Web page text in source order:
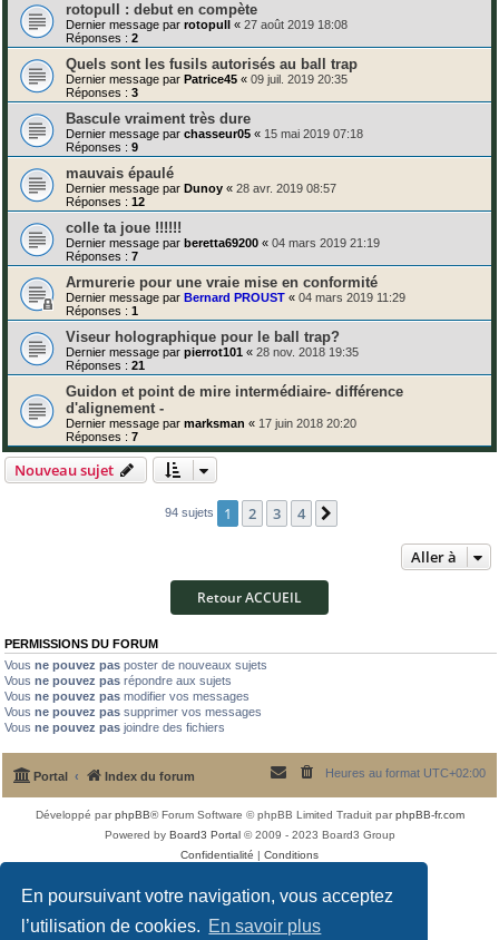
En poursuivant votre navigation, vous acceptez
l’utilisation de cookies. En savoir plus
rotopull : debut en compète
Dernier message par rotopull « 27 août 2019 18:08
Réponses : 2
Quels sont les fusils autorisés au ball trap
Dernier message par Patrice45 « 09 juil. 2019 20:35
Réponses : 3
Bascule vraiment très dure
Dernier message par chasseur05 « 15 mai 2019 07:18
Réponses : 9
mauvais épaulé
Dernier message par Dunoy « 28 avr. 2019 08:57
Réponses : 12
colle ta joue !!!!!!
Dernier message par beretta69200 « 04 mars 2019 21:19
Réponses : 7
Armurerie pour une vraie mise en conformité
Dernier message par Bernard PROUST « 04 mars 2019 11:29
Réponses : 1
Viseur holographique pour le ball trap?
Dernier message par pierrot101 « 28 nov. 2018 19:35
Réponses : 21
Guidon et point de mire intermédiaire- différence
d'alignement -
Dernier message par marksman « 17 juin 2018 20:20
Réponses : 7
Nouveau sujet
94 sujets 1 2 3 4
Aller à
Retour ACCUEIL
PERMISSIONS DU FORUM
Vous ne pouvez pas poster de nouveaux sujets
Vous ne pouvez pas répondre aux sujets
Vous ne pouvez pas modifier vos messages
Vous ne pouvez pas supprimer vos messages
Vous ne pouvez pas joindre des fichiers
Portal Index du forum Heures au format UTC+02:00
Développé parphpBB® Forum Software © phpBB Limited Traduit parphpBB-fr.com
Powered by Board3 Portal© 2009 - 2023 Board3 Group
Confidentialité | Conditions